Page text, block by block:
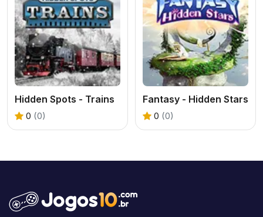
Hidden Spots - Trains
0 (0)
Fantasy - Hidden Stars
0 (0)